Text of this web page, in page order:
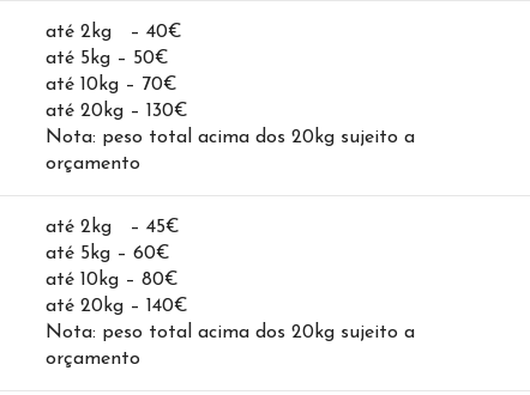
até 2kg – 40€
até 5kg – 50€
até 10kg – 70€
até 20kg – 130€
Nota: peso total acima dos 20kg sujeito a
orçamento
até 2kg – 45€
até 5kg – 60€
até 10kg – 80€
até 20kg – 140€
Nota: peso total acima dos 20kg sujeito a
orçamento